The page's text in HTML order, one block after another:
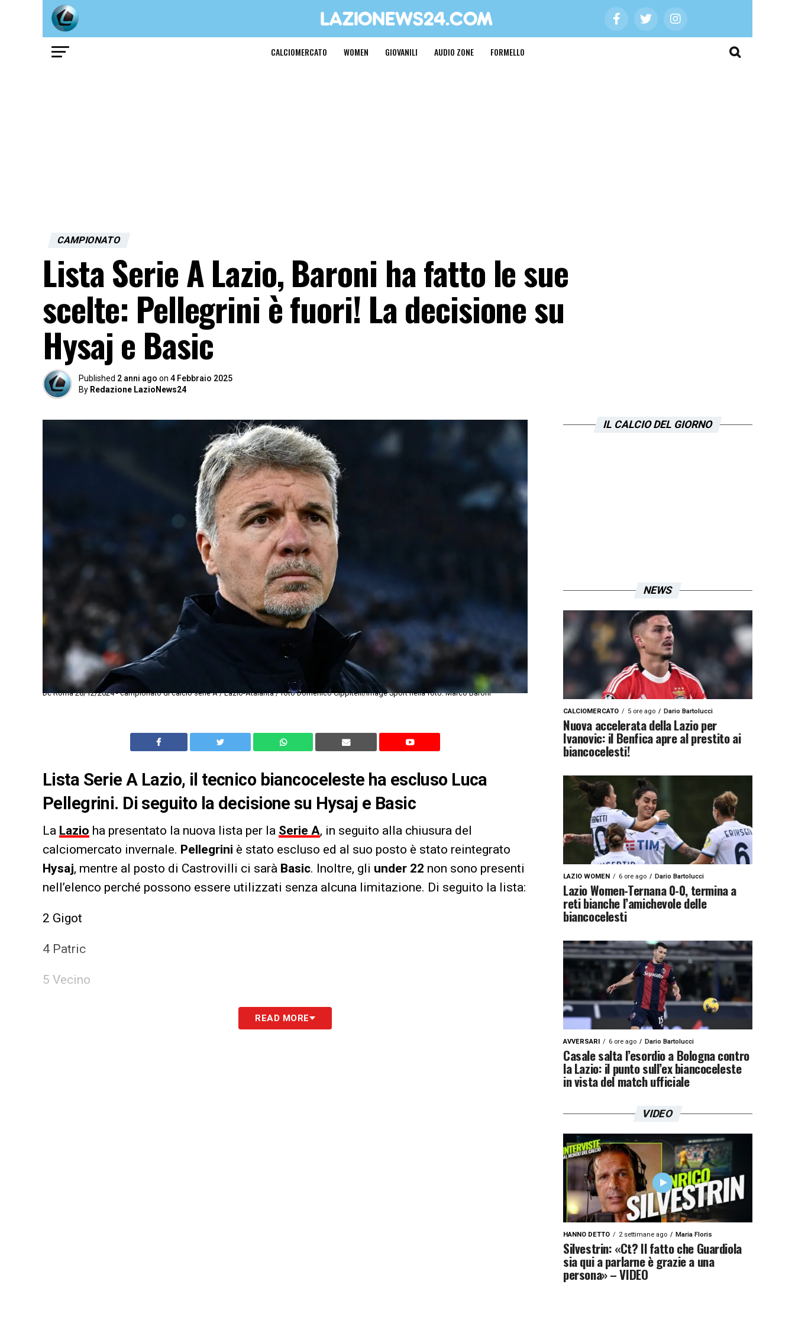
CALCIOMERCATO WOMEN GIOVANILI AUDIO ZONE FORMELLO
CAMPIONATO
Lista Serie A Lazio, Baroni ha fatto le sue
scelte: Pellegrini è fuori! La decisione su
Hysaj e Basic
Published 2 anni ago on 4 Febbraio 2025
By Redazione LazioNews24
Dc Roma 28/12/2024 - campionato di calcio serie A / Lazio-Atalanta / foto Domenico Cippitelli/Image Sport nella foto: Marco Baroni
Lista Serie A Lazio, il tecnico biancoceleste ha escluso Luca
Pellegrini. Di seguito la decisione su Hysaj e Basic
La Lazio ha presentato la nuova lista per la Serie A, in seguito alla chiusura del
calciomercato invernale. Pellegrini è stato escluso ed al suo posto è stato reintegrato
Hysaj, mentre al posto di Castrovilli ci sarà Basic. Inoltre, gli under 22 non sono presenti
nell’elenco perché possono essere utilizzati senza alcuna limitazione. Di seguito la lista:
2 Gigot
4 Patric
5 Vecino
READ MORE
IL CALCIO DEL GIORNO
NEWS
CALCIOMERCATO 5 ore ago Dario Bartolucci
Nuova accelerata della Lazio per
Ivanovic: il Benfica apre al prestito ai
biancocelesti!
LAZIO WOMEN 6 ore ago Dario Bartolucci
Lazio Women-Ternana 0-0, termina a
reti bianche l’amichevole delle
biancocelesti
AVVERSARI 6 ore ago Dario Bartolucci
Casale salta l’esordio a Bologna contro
la Lazio: il punto sull’ex biancoceleste
in vista del match ufficiale
VIDEO
HANNO DETTO 2 settimane ago Maria Floris
Silvestrin: «Ct? Il fatto che Guardiola
sia qui a parlarne è grazie a una
persona» – VIDEO